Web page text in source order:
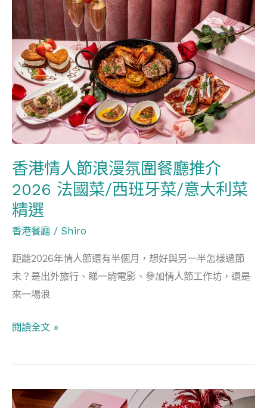
香港情人節浪漫氛圍餐廳推介
2026 法國菜/西班牙菜/意大利菜
精選
香港餐廳 / Shiro
距離2026年情人節還有半個月，想好與另一半怎樣過節
未？是出外旅行、睇一齣電影、參加情人節工作坊，還是
來一場浪
情
節
浪
漫
氛
圍
廳
推
介
國
菜/
西
牙
意
利
閱讀全文 »
丙